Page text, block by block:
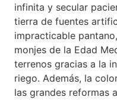
infinita y secular
tierra de fuentes
impracticable
monjes de la Edad
terrenos gracias a la
riego. Además, la
las grandes reformas